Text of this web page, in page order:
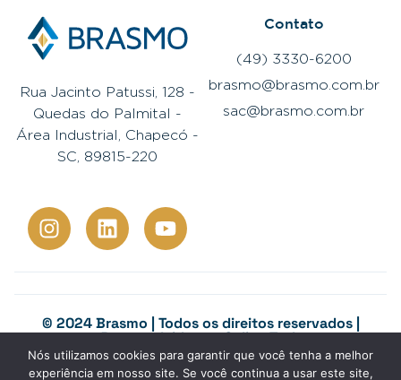
Rua Jacinto Patussi, 128 -
Quedas do Palmital -
Área Industrial, Chapecó -
SC, 89815-220
Contato
(49) 3330-6200
brasmo@brasmo.com.br
sac@brasmo.com.br
© 2024 Brasmo | Todos os direitos reservados |
Desenvolvido porColina Tech
Canal de denúncias
Nós utilizamos cookies para garantir que você tenha a melhor
experiência em nosso site. Se você continua a usar este site,